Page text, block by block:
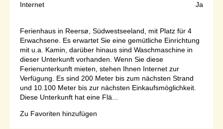
Internet
Ja
Ferienhaus in Reersø, Südwestseeland, mit Platz für 4
Erwachsene. Es erwartet Sie eine gemütliche Einrichtung
mit u.a. Kamin, darüber hinaus sind Waschmaschine in
dieser Unterkunft vorhanden. Wenn Sie diese
Ferienunterkunft mieten, stehen Ihnen Internet zur
Verfügung. Es sind 200 Meter bis zum nächsten Strand
und 10.100 Meter bis zur nächsten Einkaufsmöglichkeit.
Diese Unterkunft hat eine Flä...
Zu Favoriten hinzufügen